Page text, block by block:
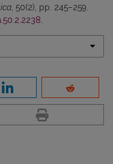
, 50(2), pp. 245–259.